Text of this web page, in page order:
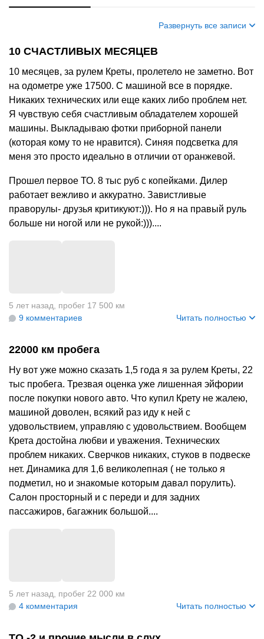
Развернуть все записи
10 СЧАСТЛИВЫХ МЕСЯЦЕВ
10 месяцев, за рулем Креты, пролетело не заметно. Вот
на одометре уже 17500. С машиной все в порядке.
Никаких технических или еще каких либо проблем нет.
Я чувствую себя счастливым обладателем хорошей
машины. Выкладываю фотки приборной панели
(которая кому то не нравится). Синяя подсветка для
меня это просто идеально в отличии от оранжевой.
Прошел первое ТО. 8 тыс руб с копейками. Дилер
работает вежливо и аккуратно. Завистливые
праворулы- друзья критикуют:))). Но я на правый руль
больше ни ногой или не рукой:)))....
+1
5 лет назад
пробег 17 500 км
9 комментариев
Читать полностью
22000 км пробега
Ну вот уже можно сказать 1,5 года я за рулем Креты, 22
тыс пробега. Трезвая оценка уже лишенная эйфории
после покупки нового авто. Что купил Крету не жалею,
машиной доволен, всякий раз иду к ней с
удовольствием, управляю с удовольствием. Вообщем
Крета достойна любви и уважения. Технических
проблем никаких. Сверчков никаких, стуков в подвеске
нет. Динамика для 1,6 великолепная ( не только я
подметил, но и знакомые которым давал порулить).
Салон просторный и с переди и для задних
пассажиров, багажник большой....
5 лет назад
пробег 22 000 км
4 комментария
Читать полностью